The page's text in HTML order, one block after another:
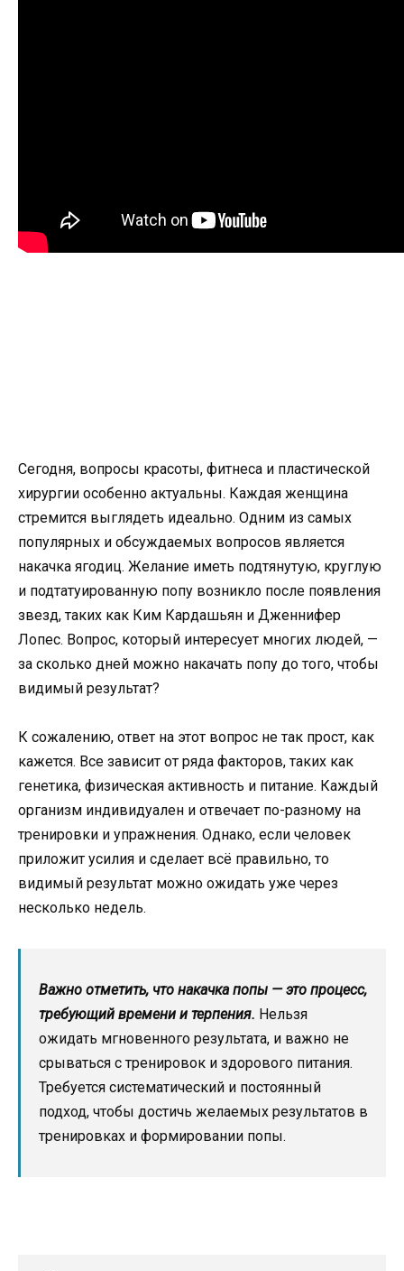
Сегодня, вопросы красоты, фитнеса и пластической
хирургии особенно актуальны. Каждая женщина
стремится выглядеть идеально. Одним из самых
популярных и обсуждаемых вопросов является
накачка ягодиц. Желание иметь подтянутую, круглую
и подтатуированную попу возникло после появления
звезд, таких как Ким Кардашьян и Дженнифер
Лопес. Вопрос, который интересует многих людей, —
за сколько дней можно накачать попу до того, чтобы
видимый результат?
К сожалению, ответ на этот вопрос не так прост, как
кажется. Все зависит от ряда факторов, таких как
генетика, физическая активность и питание. Каждый
организм индивидуален и отвечает по-разному на
тренировки и упражнения. Однако, если человек
приложит усилия и сделает всё правильно, то
видимый результат можно ожидать уже через
несколько недель.
Важно отметить, что накачка попы — это процесс,
требующий времени и терпения. Нельзя
ожидать мгновенного результата, и важно не
срываться с тренировок и здорового питания.
Требуется систематический и постоянный
подход, чтобы достичь желаемых результатов в
тренировках и формировании попы.